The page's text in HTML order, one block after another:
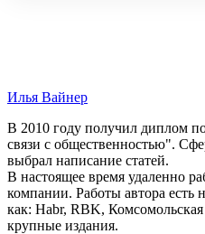
Илья Вайнер
В 2010 году получил диплом
связи с общественностью".
выбрал написание статей.
В настоящее время удаленно
компании. Работы автора есть
как: Habr, RBK,
крупные издания.